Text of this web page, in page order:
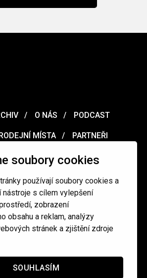
soubory cookies
používají soubory cookies a
nástroje s cílem vylepšení
zobrazení
obsahu a reklam, analýzy
stránek a zjištění zdroje
SOUHLASÍM
O NÁS PODCAST
MÍSTA PARTNEŘI
údajů / Obchodní podmínky